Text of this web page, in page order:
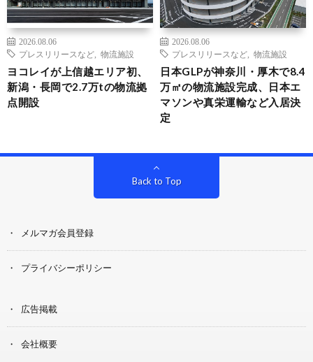
2026.08.06
プレスリリースなど
物流施設
ヨコレイが上信越エリア初、
新潟・長岡で2.7万tの物流拠
点開設
2026.08.06
プレスリリースなど
物流施設
日本GLPが神奈川・厚木で8.4
万㎡の物流施設完成、日本エ
マソンや真栄運輸など入居決
定
Back to Top
メルマガ会員登録
プライバシーポリシー
広告掲載
会社概要